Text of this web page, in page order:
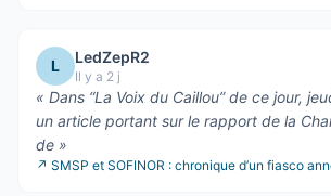
L LedZepR2
Il y a 2 j
« Dans “La Voix du Caillou” de ce jour,
un article portant sur le rapport de la
de »
↗ SMSP et SOFINOR : chronique d’un fiasco